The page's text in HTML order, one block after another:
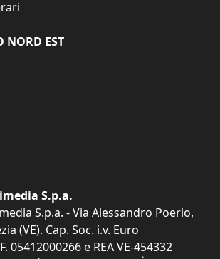
NORD EST
S.p.a.
S.p.a. - Via Alessandro Poerio,
(VE). Cap. Soc. i.v. Euro
05412000266 e REA VE-454332